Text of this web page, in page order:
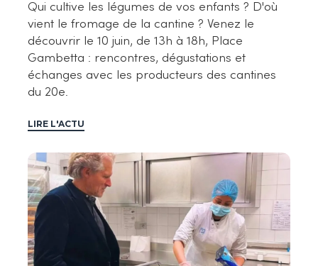
Qui cultive les légumes de vos enfants ? D'où
vient le fromage de la cantine ? Venez le
découvrir le 10 juin, de 13h à 18h, Place
Gambetta : rencontres, dégustations et
échanges avec les producteurs des cantines
du 20e.
LIRE L'ACTU